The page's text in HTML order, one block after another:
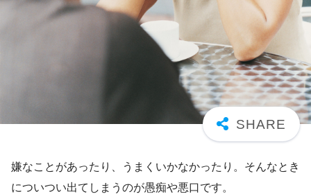
嫌なことがあったり、うまくいかなかったり。そんなとき
についつい出てしまうのが愚痴や悪口です。